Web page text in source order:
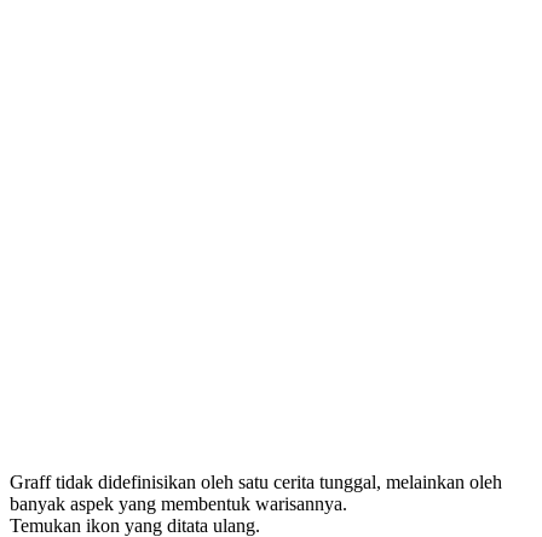
Graff tidak didefinisikan oleh satu cerita tunggal, melainkan oleh
banyak aspek yang membentuk warisannya.
Temukan ikon yang ditata ulang.